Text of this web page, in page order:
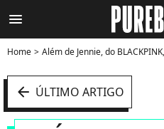
menu
Home Além de Jennie, do BLACKPINK, série de The
arrow_left ÚLTIMO ARTIGO